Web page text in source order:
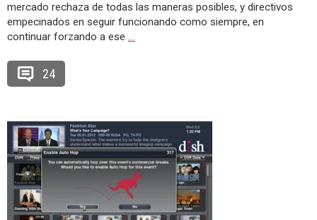
mercado rechaza de todas las maneras posibles, y directivos
empecinados en seguir funcionando como siempre, en
continuar forzando a ese …
24